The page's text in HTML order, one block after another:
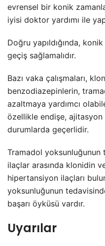
evrensel bir konik
iyisi doktor yardımı ile
Doğru yapıldığında,
geçiş sağlamalıdır.
Bazı vaka çalışmaları,
benzodiazepinlerin,
azaltmaya yardımcı
özellikle endişe,
durumlarda geçerlidir.
Tramadol yoksunluğunun
ilaçlar arasında klonidin
hipertansiyon ilaçları
yoksunluğunun
başarı öyküsü vardır.
Uyarılar